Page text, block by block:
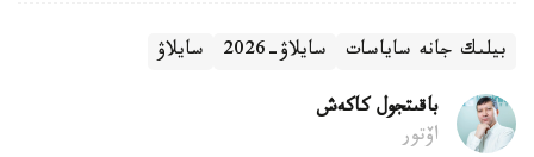
بيلىك جانە ساياسات سايلاۋ-2026 سايلاۋ
باقىتجول كاكەش
اۆتور